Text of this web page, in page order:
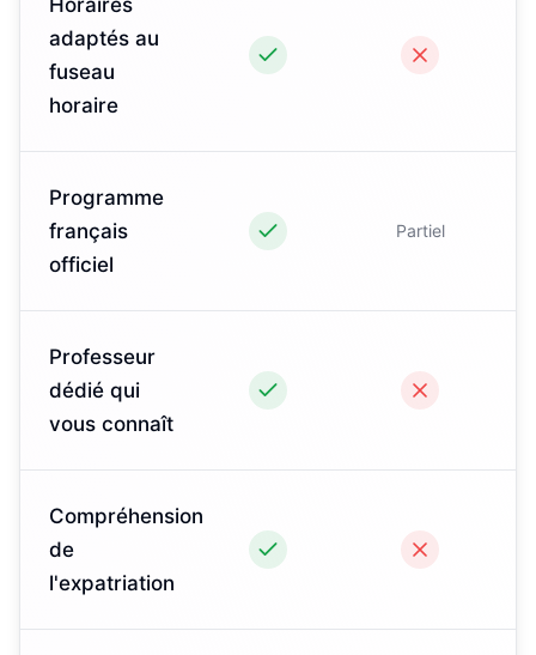
adaptés au
fuseau
horaire
Programme
français
officiel
Partiel
Professeur
dédié qui
vous connaît
Compréhension
de
l'expatriation